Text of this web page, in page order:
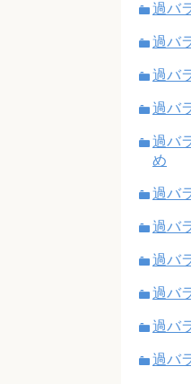
過バ
過バ
過バ
過バ
過バ
め
過バ
過バ
過バ
過バ
過バ
過バ